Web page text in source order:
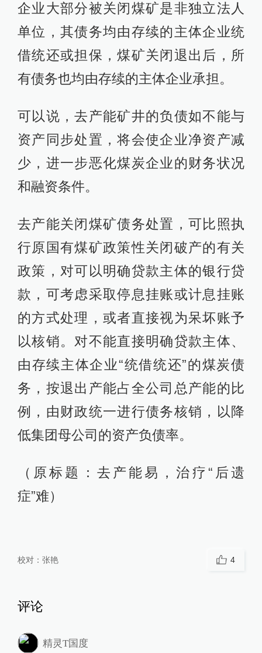
企业大部分被关闭煤矿是非独立法人
单位，其债务均由存续的主体企业统
借统还或担保，煤矿关闭退出后，所
有债务也均由存续的主体企业承担。
可以说，去产能矿井的负债如不能与
资产同步处置，将会使企业净资产减
少，进一步恶化煤炭企业的财务状况
和融资条件。
去产能关闭煤矿债务处置，可比照执
行原国有煤矿政策性关闭破产的有关
政策，对可以明确贷款主体的银行贷
款，可考虑采取停息挂账或计息挂账
的方式处理，或者直接视为呆坏账予
以核销。对不能直接明确贷款主体、
由存续主体企业“统借统还”的煤炭债
务，按退出产能占全公司总产能的比
例，由财政统一进行债务核销，以降
低集团母公司的资产负债率。
（原标题：去产能易，治疗“后遗
症”难）
校对： 张艳 4
评论
精灵T国度